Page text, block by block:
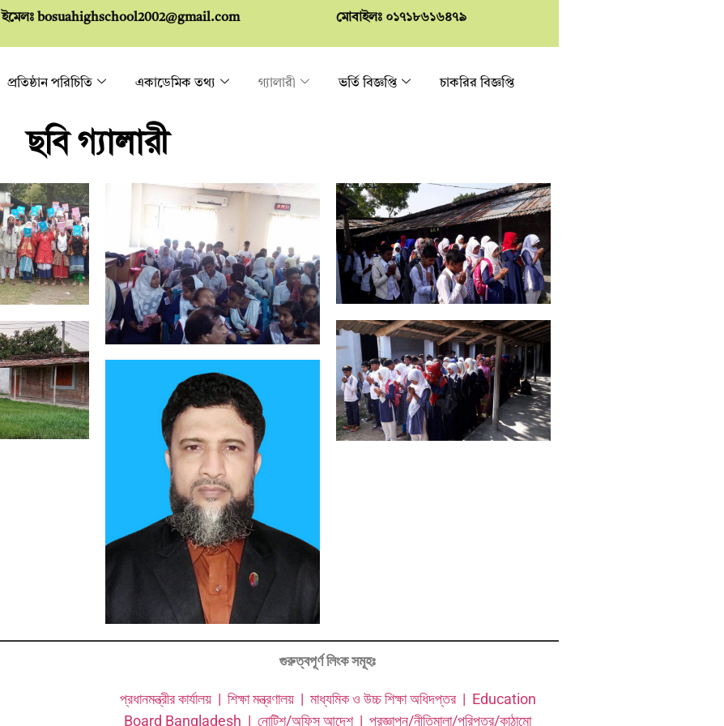
ইমেলঃ bosuahighschool2002@gmail.com মোবাইলঃ ০১৭১৮৬১৬৪৭৯
প্রতিষ্ঠান পরিচিতি একাডেমিক তথ্য গ্যালারী ভর্তি বিজ্ঞপ্তি চাকরির বিজ্ঞপ্তি
ছবি গ্যালারী
গুরুত্বপূর্ণ লিংক সমূহঃ
প্রধানমন্ত্রীর কার্যালয় | শিক্ষা মন্ত্রণালয় | মাধ্যমিক ও উচ্চ শিক্ষা অধিদপ্তর | Education
Board Bangladesh |নোটিশ/অফিস আদেশ |প্রজ্ঞাপন/নীতিমালা/পরিপত্র/কাঠামো